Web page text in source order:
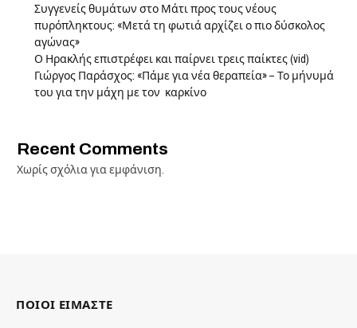
Συγγενείς θυμάτων στο Μάτι προς τους νέους
πυρόπληκτους: «Μετά τη φωτιά αρχίζει ο πιο δύσκολος
αγώνας»
Ο Ηρακλής επιστρέφει και παίρνει τρεις παίκτες (vid)
Γιώργος Παράσχος: «Πάμε για νέα θεραπεία» – Το μήνυμά
του για την μάχη με τον καρκίνο
Recent Comments
Χωρίς σχόλια για εμφάνιση.
ΠΟΙΟΙ ΕΙΜΑΣΤΕ